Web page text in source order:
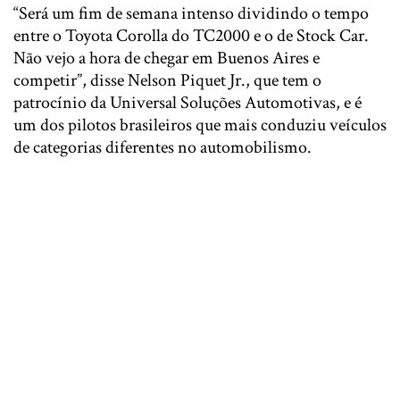
“Será um fim de semana intenso dividindo o tempo
entre o Toyota Corolla do TC2000 e o de Stock Car.
Não vejo a hora de chegar em Buenos Aires e
competir”, disse Nelson Piquet Jr., que tem o
patrocínio da Universal Soluções Automotivas, e é
um dos pilotos brasileiros que mais conduziu veículos
de categorias diferentes no automobilismo.